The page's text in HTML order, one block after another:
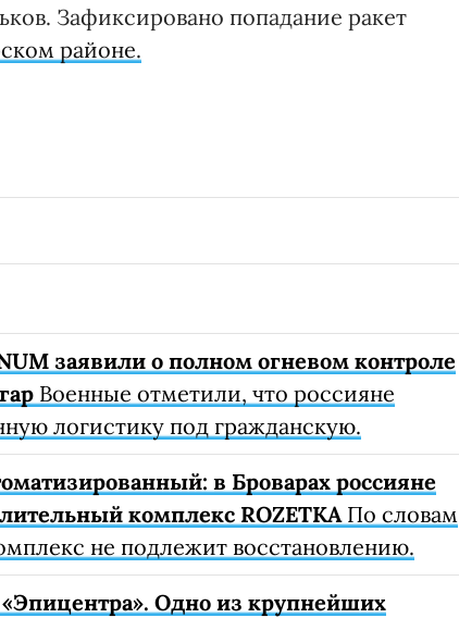
Зафиксировано попадание ракет
районе.
заявили о полном огневом контроле
Военные отметили, что россияне
логистику под гражданскую.
в Броварах россияне
комплекс ROZETKAПо словам
не подлежит восстановлению.
Одно из крупнейших